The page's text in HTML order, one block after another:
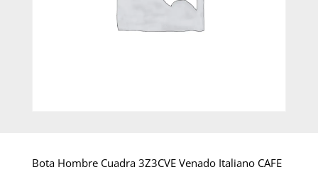
Bota Hombre Cuadra 3Z3CVE Venado Italiano CAFE